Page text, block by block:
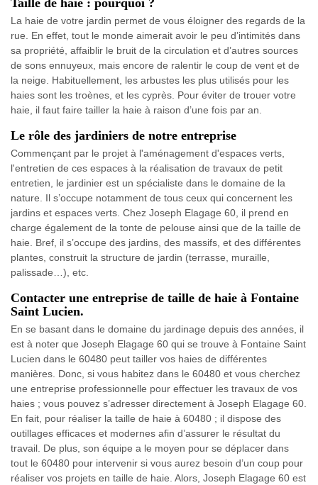
Taille de haie : pourquoi ?
La haie de votre jardin permet de vous éloigner des regards de la
rue. En effet, tout le monde aimerait avoir le peu d’intimités dans
sa propriété, affaiblir le bruit de la circulation et d’autres sources
de sons ennuyeux, mais encore de ralentir le coup de vent et de
la neige. Habituellement, les arbustes les plus utilisés pour les
haies sont les troènes, et les cyprès. Pour éviter de trouer votre
haie, il faut faire tailler la haie à raison d’une fois par an.
Le rôle des jardiniers de notre entreprise
Commençant par le projet à l'aménagement d'espaces verts,
l'entretien de ces espaces à la réalisation de travaux de petit
entretien, le jardinier est un spécialiste dans le domaine de la
nature. Il s’occupe notamment de tous ceux qui concernent les
jardins et espaces verts. Chez Joseph Elagage 60, il prend en
charge également de la tonte de pelouse ainsi que de la taille de
haie. Bref, il s’occupe des jardins, des massifs, et des différentes
plantes, construit la structure de jardin (terrasse, muraille,
palissade…), etc.
Contacter une entreprise de taille de haie à Fontaine
Saint Lucien.
En se basant dans le domaine du jardinage depuis des années, il
est à noter que Joseph Elagage 60 qui se trouve à Fontaine Saint
Lucien dans le 60480 peut tailler vos haies de différentes
manières. Donc, si vous habitez dans le 60480 et vous cherchez
une entreprise professionnelle pour effectuer les travaux de vos
haies ; vous pouvez s’adresser directement à Joseph Elagage 60.
En fait, pour réaliser la taille de haie à 60480 ; il dispose des
outillages efficaces et modernes afin d’assurer le résultat du
travail. De plus, son équipe a le moyen pour se déplacer dans
tout le 60480 pour intervenir si vous aurez besoin d’un coup pour
réaliser vos projets en taille de haie. Alors, Joseph Elagage 60 est